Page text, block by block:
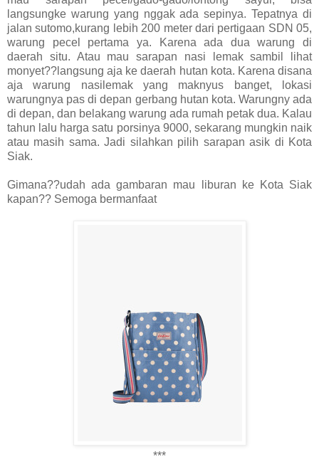
langsungke warung yang nggak ada sepinya. Tepatnya di
jalan sutomo,kurang lebih 200 meter dari pertigaan SDN 05,
warung pecel pertama ya. Karena ada dua warung di
daerah situ. Atau mau sarapan nasi lemak sambil lihat
monyet??langsung aja ke daerah hutan kota. Karena disana
aja warung nasilemak yang maknyus banget, lokasi
warungnya pas di depan gerbang hutan kota. Warungny ada
di depan, dan belakang warung ada rumah petak dua. Kalau
tahun lalu harga satu porsinya 9000, sekarang mungkin naik
atau masih sama. Jadi silahkan pilih sarapan asik di Kota
Siak.
Gimana??udah ada gambaran mau liburan ke Kota Siak
kapan?? Semoga bermanfaat
***